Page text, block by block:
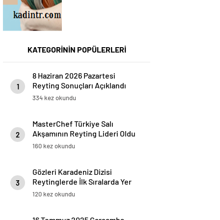
KATEGORİNİN POPÜLERLERİ
1
8 Haziran 2026 Pazartesi
Reyting Sonuçları Açıklandı
334 kez okundu
2
MasterChef Türkiye Salı
Akşamının Reyting Lideri Oldu
160 kez okundu
3
Gözleri Karadeniz Dizisi
Reytinglerde İlk Sıralarda Yer
Aldı
120 kez okundu